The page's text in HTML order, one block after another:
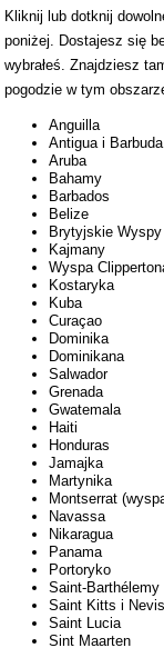
Kliknij lub dotknij
poniżej. Dostajesz się
wybrałeś. Znajdziesz
pogodzie w tym
Anguilla
Antigua i Barbuda
Aruba
Bahamy
Barbados
Belize
Brytyjskie
Kajmany
Wyspa
Kostaryka
Kuba
Curaçao
Dominika
Dominikana
Salwador
Grenada
Gwatemala
Haiti
Honduras
Jamajka
Martynika
Montserrat
Navassa
Nikaragua
Panama
Portoryko
Saint-Barthélemy
Saint Kitts i Nevis
Saint Lucia
Sint Maarten